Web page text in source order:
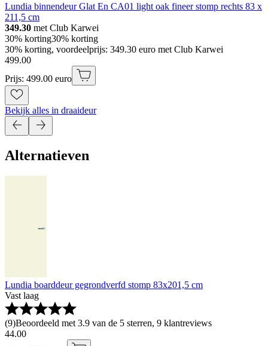
Lundia binnendeur Glat En CA01 light oak fineer stomp rechts 83 x
211,5 cm
349.30 met Club Karwei
30% korting30% korting
30% korting, voordeelprijs: 349.30 euro met Club Karwei
499.00
Prijs: 499.00 euro
Bekijk alles in draaideur
Alternatieven
Lundia boarddeur gegrondverfd stomp 83x201,5 cm
Vast laag
(9)Beoordeeld met 3.9 van de 5 sterren, 9 klantreviews
44.00